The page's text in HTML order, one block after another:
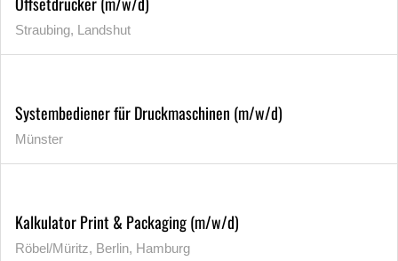
Straubing, Landshut
Systembediener für Druckmaschinen (m/w/d)
Münster
Kalkulator Print & Packaging (m/w/d)
Röbel/Müritz, Berlin, Hamburg